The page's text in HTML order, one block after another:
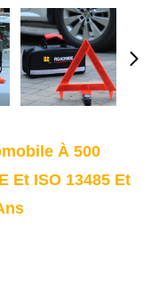
À 500
Et ISO 13485 Et